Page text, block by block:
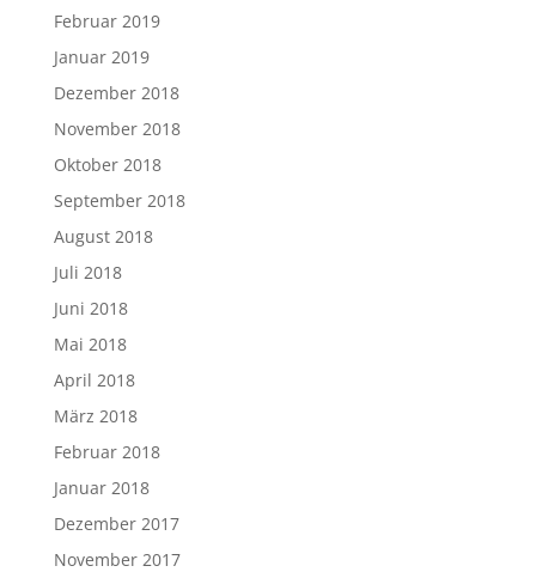
Februar 2019
Januar 2019
Dezember 2018
November 2018
Oktober 2018
September 2018
August 2018
Juli 2018
Juni 2018
Mai 2018
April 2018
März 2018
Februar 2018
Januar 2018
Dezember 2017
November 2017